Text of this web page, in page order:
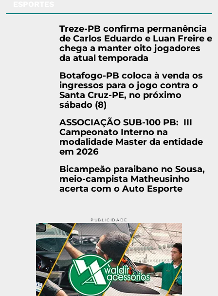
Treze-PB confirma permanência
de Carlos Eduardo e Luan Freire e
chega a manter oito jogadores
da atual temporada
Botafogo-PB coloca à venda os
ingressos para o jogo contra o
Santa Cruz-PE, no próximo
sábado (8)
ASSOCIAÇÃO SUB-100 PB: III
Campeonato Interno na
modalidade Master da entidade
em 2026
Bicampeão paraibano no Sousa,
meio-campista Matheusinho
acerta com o Auto Esporte
PUBLICIDADE